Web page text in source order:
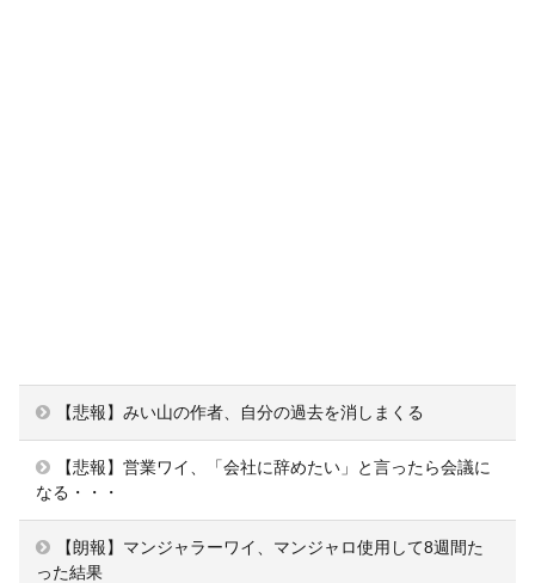
【悲報】みい山の作者、自分の過去を消しまくる
【悲報】営業ワイ、「会社に辞めたい」と言ったら会議に
なる・・・
【朗報】マンジャラーワイ、マンジャロ使用して8週間た
った結果